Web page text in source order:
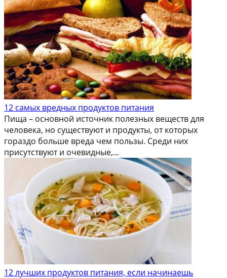
12 самых вредных продуктов питания
Пища – основной источник полезных веществ для
человека, но существуют и продукты, от которых
гораздо больше вреда чем пользы. Среди них
присутствуют и очевидные,...
12 лучших продуктов питания, если начинаешь